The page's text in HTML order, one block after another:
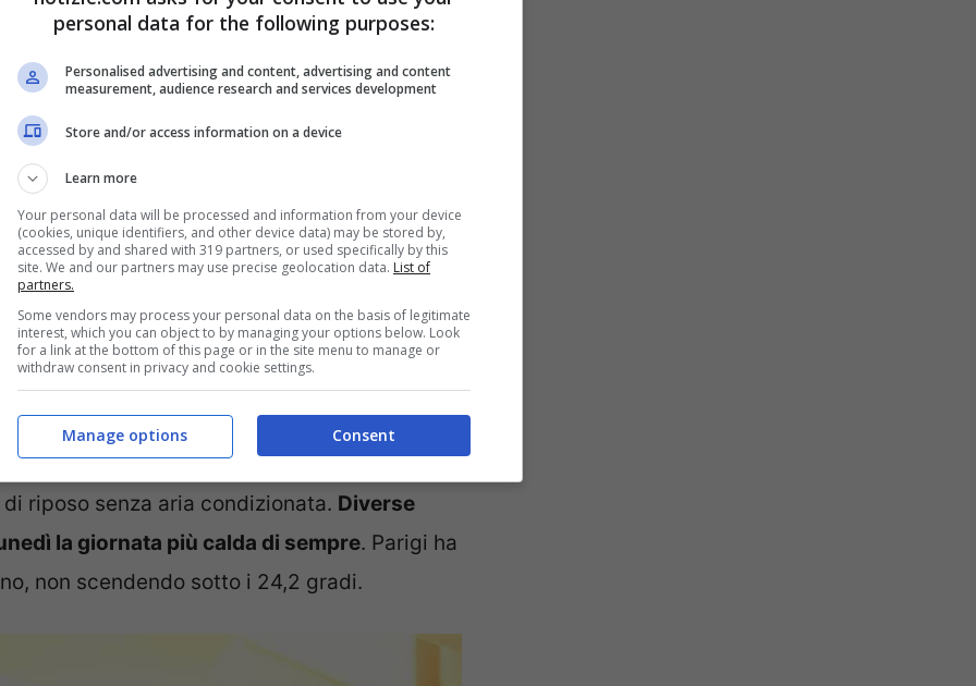
della sanità ha segnalato
caldo
più velocemente al mondo.
segnalato oltre 200mila morti legate al caldo
ha definito l’ondata di calore
2003, “ma con una durata ancora
caldo dopo quell’ondata di calore, quando
hanno causato circa 15mila morti, molte
riposo senza aria condizionata. Diverse
la giornata più calda di sempre. Parigi ha
non scendendo sotto i 24,2 gradi.
personal data for the following purposes:
Personalised advertising and content, advertising and content
measurement, audience research and services development
Store and/or access information on a device
Learn more
Your personal data will be processed and information from your device
(cookies, unique identifiers, and other device data) may be stored by,
accessed by and shared with 319 partners, or used specifically by this
site. We and our partners may use precise geolocation data. List of
partners.
Some vendors may process your personal data on the basis of legitimate
interest, which you can object to by managing your options below. Look
for a link at the bottom of this page or in the site menu to manage or
withdraw consent in privacy and cookie settings.
Consent
Manage options